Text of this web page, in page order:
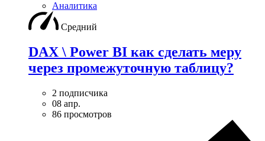
Аналитика
Средний
DAX \ Power BI как сделать меру
через промежуточную таблицу?
2 подписчика
08 апр.
86 просмотров